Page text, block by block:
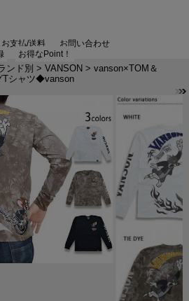
お支払/送料
お問い合わせ
お得なPoint！
ンド別 > VANSON > vanson×TOM＆
Tシャツ◆vanson